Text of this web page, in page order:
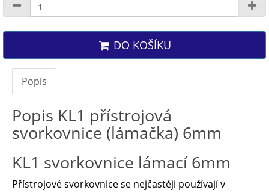
DO KOŠÍKU
Popis
Popis KL1 přístrojová
svorkovnice (lámačka) 6mm
KL1 svorkovnice lámací 6mm
Přístrojové svorkovnice se nejčastěji používají v